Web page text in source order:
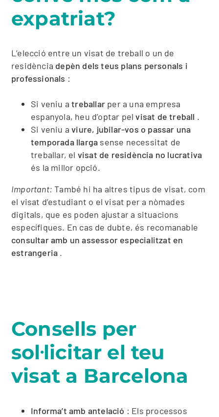
expatriat?
L’elecció entre un visat de treball o un de
residència depèn dels teus plans personals i
professionals :
Si veniu atreballar per a una empresa
espanyola, heu d’optar pelvisat de treball .
Si veniu aviure, jubilar-vos o passar una
temporada llarga sense necessitat de
treballar, el visat de residència no lucrativa
és la millor opció.
Important: També hi ha altres tipus de visat, com
el visat d’estudiant o el visat per a nòmades
digitals, que es poden ajustar a situacions
específiques. En cas de dubte, és recomanable
consultar amb un assessor especialitzat en
estrangeria .
Consells per
sol·licitar el teu
visat a Barcelona
Informa’t amb antelació : Els processos